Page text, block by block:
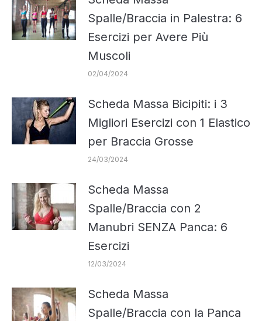
Spalle/Braccia in Palestra: 6
Esercizi per Avere Più
Muscoli
02/04/2024
Scheda Massa Bicipiti: i 3
Migliori Esercizi con 1 Elastico
per Braccia Grosse
24/03/2024
Scheda Massa
Spalle/Braccia con 2
Manubri SENZA Panca: 6
Esercizi
12/03/2024
Scheda Massa
Spalle/Braccia con la Panca